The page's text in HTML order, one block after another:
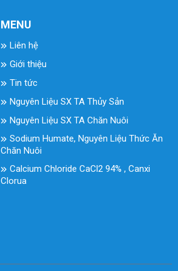
MENU
Liên hệ
Giới thiệu
Tin tức
Nguyên Liệu SX TA Thủy Sản
Nguyên Liệu SX TA Chăn Nuôi
Sodium Humate, Nguyên Liệu Thức Ăn
Chăn Nuôi
Calcium Chloride CaCl2 94% , Canxi
Clorua